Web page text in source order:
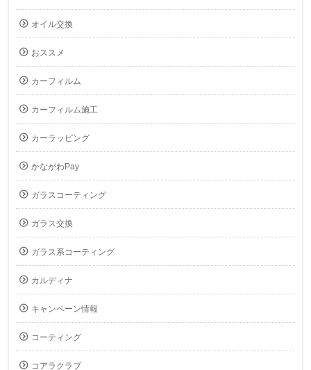
オイル交換
おススメ
カーフィルム
カーフィルム施工
カーラッピング
かながわPay
ガラスコーティング
ガラス交換
ガラス系コーティング
カルディナ
キャンペーン情報
コーティング
コアラクラブ